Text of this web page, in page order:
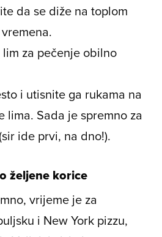
da se diže na toplom
za pečenje obilno
i utisnite ga rukama na
lima. Sada je spremno za
ide prvi, na dno!).
željene korice
vrijeme je za
i New York pizzu,